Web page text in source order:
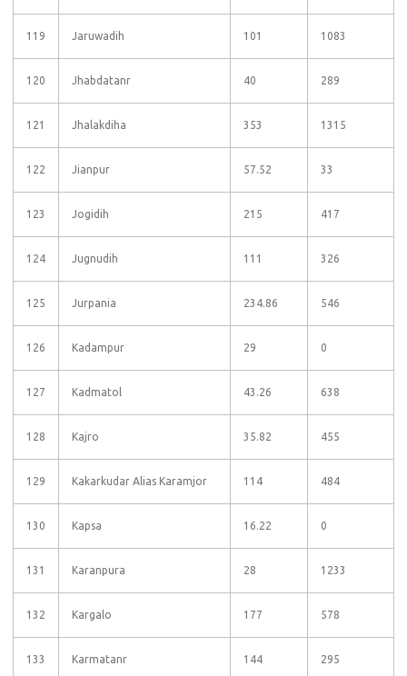
119 Jaruwadih 101 1083
120 Jhabdatanr 40 289
121 Jhalakdiha 353 1315
122 Jianpur 57.52 33
123 Jogidih 215 417
124 Jugnudih 111 326
125 Jurpania 234.86 546
126 Kadampur 29 0
127 Kadmatol 43.26 638
128 Kajro 35.82 455
129 Kakarkudar Alias Karamjor 114 484
130 Kapsa 16.22 0
131 Karanpura 28 1233
132 Kargalo 177 578
133 Karmatanr 144 295